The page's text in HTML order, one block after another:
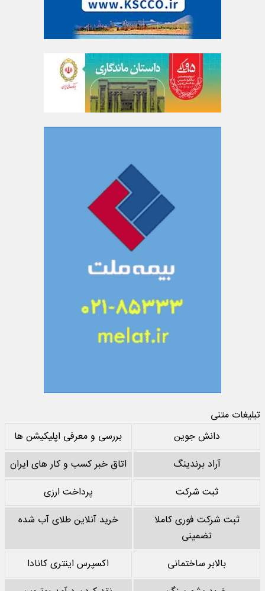
تبلیغات متنی
دانش جوین
بررسی و معرفی اپلیکیشن ها
آراد برندینگ
اتاق خبر کسب و کار های ایران
ثبت شرکت
پرداخت ارزی
ثبت شرکت فوری کاملا
تضمینی
خرید آنلاین طلای آب شده
بالابر ساختمانی
اکسپرس اینتری کانادا